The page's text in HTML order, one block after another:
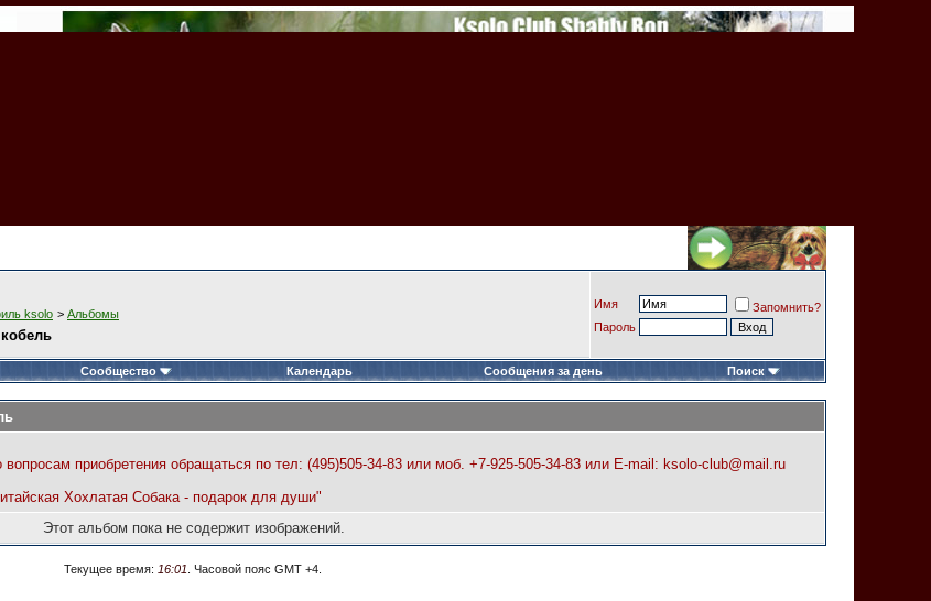
ksolo > Альбомы
Имя
Запомнить?
Пароль
Сообщество Календарь Сообщения за день Поиск
приобретения обращаться по тел: (495)505-34-83 или моб. +7-925-505-34-83 или E-mail: ksolo-club@mail.ru
Хохлатая Собака - подарок для души"
Этот альбом пока не содержит изображений.
Текущее время: 16:01 . Часовой пояс GMT +4.